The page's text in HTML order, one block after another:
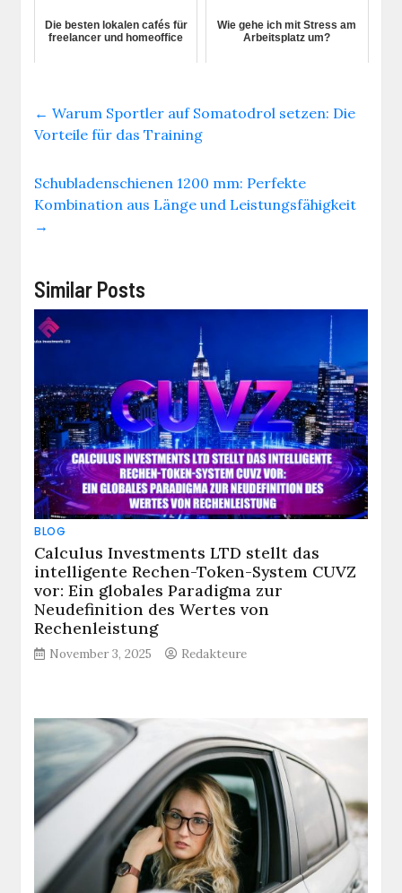
Die besten lokalen cafés für
freelancer und homeoffice
Wie gehe ich mit Stress am
Arbeitsplatz um?
← Warum Sportler auf Somatodrol setzen: Die
Vorteile für das Training
Schubladenschienen 1200 mm: Perfekte
Kombination aus Länge und Leistungsfähigkeit
→
Similar Posts
BLOG
Calculus Investments LTD stellt das
intelligente Rechen-Token-System CUVZ
vor: Ein globales Paradigma zur
Neudefinition des Wertes von
Rechenleistung
November 3, 2025 Redakteure